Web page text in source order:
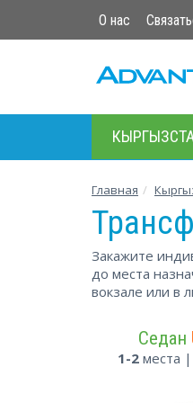
О нас
Главная
Закажите
до места
вокзале или в
Седан
1-2 места |